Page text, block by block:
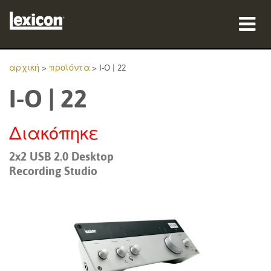
προϊόντα
πού να αγοράσετε
Μελέτες περίπτωσης
εκπαίδευση
Γλώσσα/Περιοχή
αρχική > προϊόντα > I-O | 22
I-O | 22
Διακόπηκε
2x2 USB 2.0 Desktop
Recording Studio